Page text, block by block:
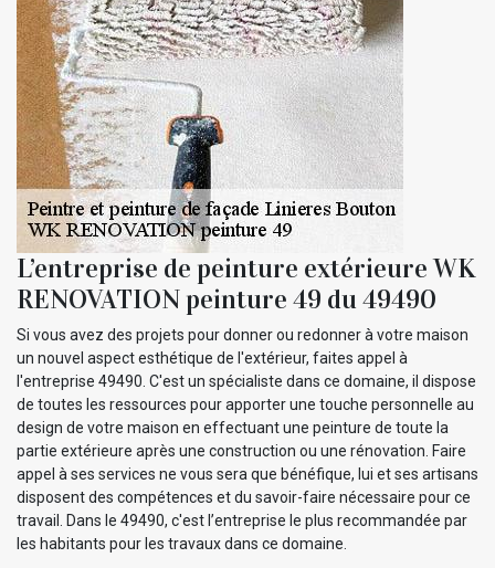
L’entreprise de peinture extérieure WK
RENOVATION peinture 49 du 49490
Si vous avez des projets pour donner ou redonner à votre maison
un nouvel aspect esthétique de l'extérieur, faites appel à
l'entreprise 49490. C'est un spécialiste dans ce domaine, il dispose
de toutes les ressources pour apporter une touche personnelle au
design de votre maison en effectuant une peinture de toute la
partie extérieure après une construction ou une rénovation. Faire
appel à ses services ne vous sera que bénéfique, lui et ses artisans
disposent des compétences et du savoir-faire nécessaire pour ce
travail. Dans le 49490, c'est l’entreprise le plus recommandée par
les habitants pour les travaux dans ce domaine.